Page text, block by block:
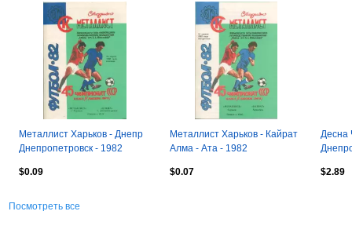
Металлист Харьков - Днепр
Днепропетровск - 1982
$0.09
Металлист Харьков - Кайрат
Алма - Ата - 1982
$0.07
Десна
$2.89
Посмотреть все